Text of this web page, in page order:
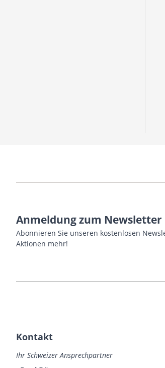
Anmeldung zum Newsletter
Abonnieren Sie unseren kostenlosen
Aktionen mehr!
Kontakt
Ihr Schweizer Ansprechpartner